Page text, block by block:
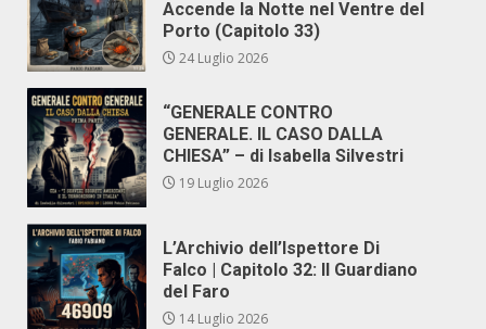
Accende la Notte nel Ventre del
Porto (Capitolo 33)
24 Luglio 2026
“GENERALE CONTRO
GENERALE. IL CASO DALLA
CHIESA” – di Isabella Silvestri
19 Luglio 2026
L’Archivio dell’Ispettore Di
Falco | Capitolo 32: Il Guardiano
del Faro
14 Luglio 2026